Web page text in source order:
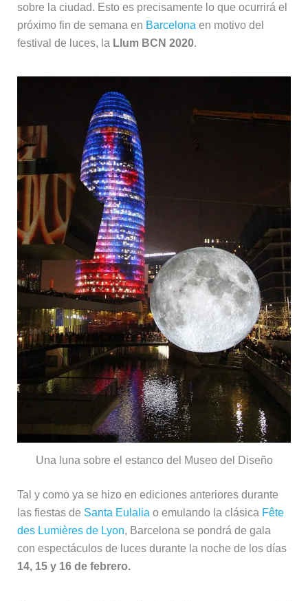
sobre la ciudad. Esto es precisamente lo que ocurrirá el
próximo fin de semana en Barcelona en motivo del
festival de luces, la Llum BCN 2020.
Una luna sobre el estanco del Museo del Diseño
Tal y como ya se hizo en ediciones anteriores durante
las fiestas de Santa Eulalia o emulando la clásica Fête
des Lumières de Lyon, Barcelona se pondrá de gala
con espectáculos de luces durante la noche de los días
14, 15 y 16 de febrero.